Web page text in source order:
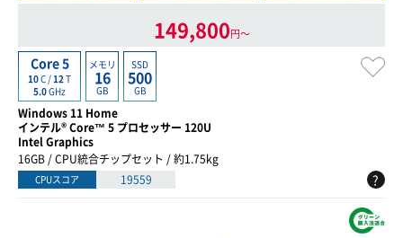
149,800円〜
Core 5
10C / 12 T
5.0GHz
メモリ
16
GB
SSD
500
GB
Windows 11 Home
インテル® Core™ 5 プロセッサー 120U
Intel Graphics
16GB / CPU統合チップセット / 約1.75kg
CPUスコア 19559 ?